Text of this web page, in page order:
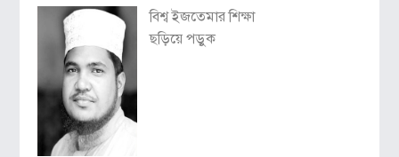
বিশ্ব ইজতেমার শিক্ষা
ছড়িয়ে পড়ুক